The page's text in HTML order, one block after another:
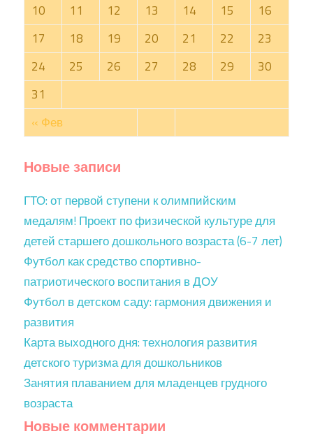
« Фев
10
11 12 13 14 15
16
17
18 19 20 21 22
23
24
25 26 27 28 29
30
31
Новые записи
ГТО: от первой ступени к олимпийским
медалям! Проект по физической культуре для
детей старшего дошкольного возраста (6-7 лет)
Футбол как средство спортивно-
патриотического воспитания в ДОУ
Футбол в детском саду: гармония движения и
развития
Карта выходного дня: технология развития
детского туризма для дошкольников
Занятия плаванием для младенцев грудного
возраста
Новые комментарии